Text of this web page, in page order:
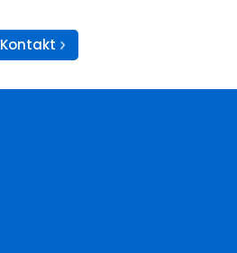
Kontakt